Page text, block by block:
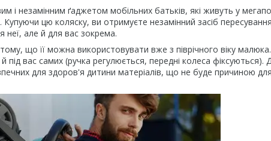
і незамінним ґаджетом мобільних батьків, які живуть у
цю коляску, ви отримуєте незамінний засіб
неї, але й для вас зокрема.
що її можна використовувати вже з піврічного віку малюка.
під вас самих (ручка регулюється, передні колеса фіксуються).
для здоров'я дитини матеріалів, що не буде причиною для